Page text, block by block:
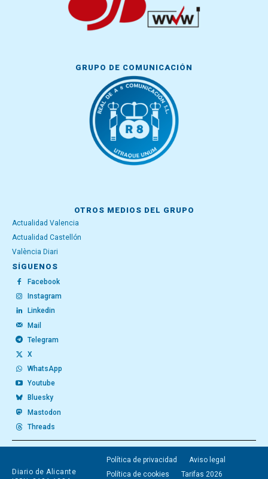
GRUPO DE COMUNICACIÓN
OTROS MEDIOS DEL GRUPO
Actualidad Valencia
Actualidad Castellón
València Diari
SÍGUENOS
Facebook
Instagram
Linkedin
Mail
Telegram
X
WhatsApp
Youtube
Bluesky
Mastodon
Threads
Diario de Alicante
Política de privacidad
Aviso legal
Política de cookies
Tarifas 2026